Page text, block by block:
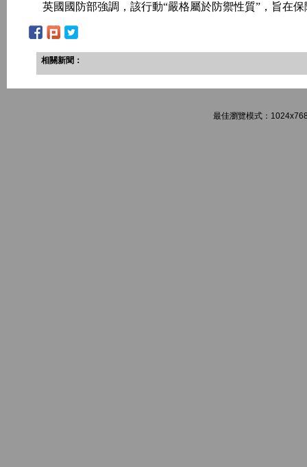
英國國防部強調，該行動“嚴格屬於防禦性質”，旨在保
相關新聞：
最佳瀏覽模式：